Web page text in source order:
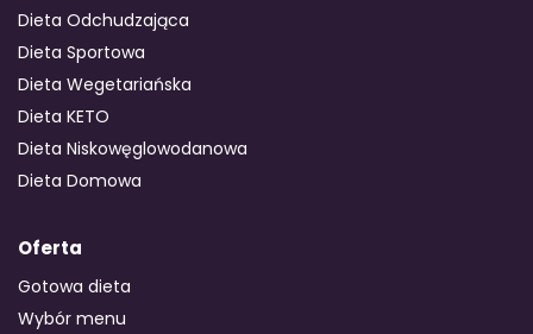
Dieta Odchudzająca
Dieta Sportowa
Dieta Wegetariańska
Dieta KETO
Dieta Niskowęglowodanowa
Dieta Domowa
Oferta
Gotowa dieta
Wybór menu